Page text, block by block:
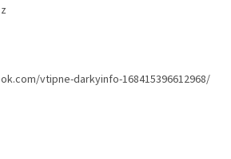
vtipne-darkyinfo-168415396612968/